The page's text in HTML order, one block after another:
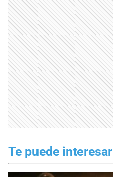
Te puede interesar